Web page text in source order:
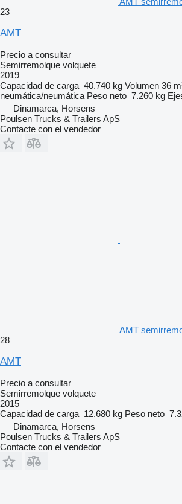
23
AMT
Precio a consultar
Semirremolque volquete
2019
Capacidad de carga 40.740 kg Volumen 36
neumática/neumática Peso neto 7.260 kg
Dinamarca, Horsens
Poulsen Trucks & Trailers ApS
Contacte con el vendedor
AMT
28
AMT
Precio a consultar
Semirremolque volquete
2015
Capacidad de carga 12.680 kg Peso neto
Dinamarca, Horsens
Poulsen Trucks & Trailers ApS
Contacte con el vendedor